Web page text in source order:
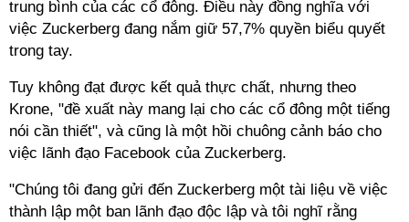
trung bình của các cổ đông. Điều này đồng nghĩa với
việc Zuckerberg đang nắm giữ 57,7% quyền biểu quyết
trong tay.
Tuy không đạt được kết quả thực chất, nhưng theo
Krone, "đề xuất này mang lại cho các cổ đông một tiếng
nói cần thiết", và cũng là một hồi chuông cảnh báo cho
việc lãnh đạo Facebook của Zuckerberg.
"Chúng tôi đang gửi đến Zuckerberg một tài liệu về việc
thành lập một ban lãnh đạo độc lập và tôi nghĩ rằng